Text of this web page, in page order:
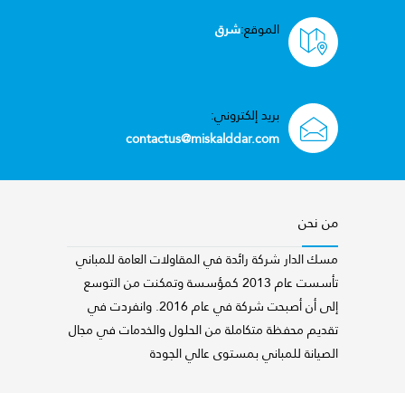
الموقع:شرق
بريد إلكتروني:
contactus@miskalddar.com
من نحن
مسك الدار شركة رائدة في المقاولات العامة للمباني
تأسست عام 2013 كمؤسسة وتمكنت من التوسع
إلى أن أصبحت شركة في عام 2016. وانفردت في
تقديم محفظة متكاملة من الحلول والخدمات في مجال
الصيانة للمباني بمستوى عالي الجودة